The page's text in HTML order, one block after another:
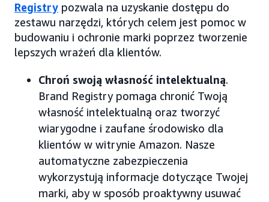
Registry pozwala na uzyskanie dostępu do
zestawu narzędzi, których celem jest pomoc w
budowaniu i ochronie marki poprzez tworzenie
lepszych wrażeń dla klientów.
Chroń swoją własność intelektualną.
Brand Registry pomaga chronić Twoją
własność intelektualną oraz tworzyć
wiarygodne i zaufane środowisko dla
klientów w witrynie Amazon. Nasze
automatyczne zabezpieczenia
wykorzystują informacje dotyczące Twojej
marki, aby w sposób proaktywny usuwać